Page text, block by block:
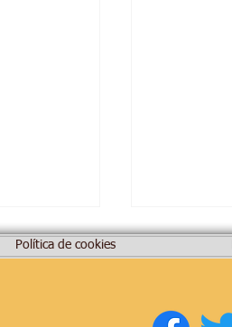
Política de cookies